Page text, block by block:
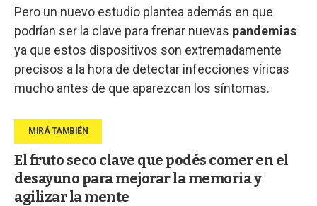
Pero un nuevo estudio plantea además en que
podrían ser la clave para frenar nuevas pandemias
ya que estos dispositivos son extremadamente
precisos a la hora de detectar infecciones víricas
mucho antes de que aparezcan los síntomas.
El fruto seco clave que podés comer en el
desayuno para mejorar la memoria y
agilizar la mente